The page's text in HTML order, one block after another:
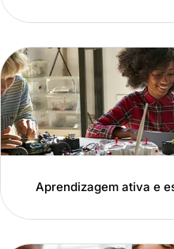
Aprendizagem ativa e